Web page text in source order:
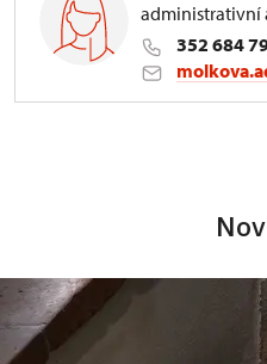
administrativní
352 684